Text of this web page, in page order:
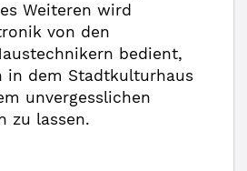
Weiteren wird
von den
bedient,
in dem Stadtkulturhaus
unvergesslichen
zu lassen.